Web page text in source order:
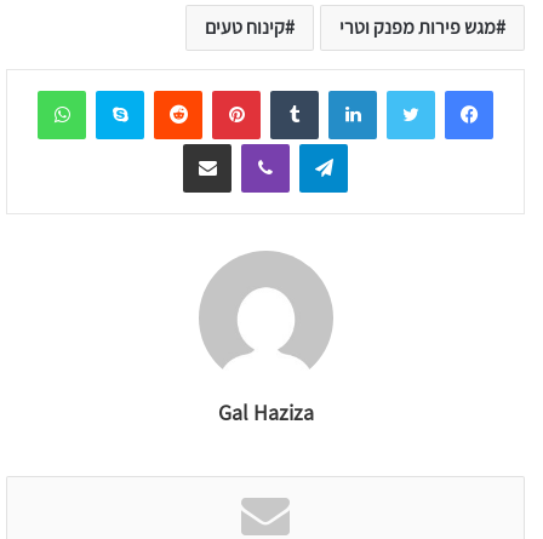
מגש פירות מפנק וטרי קינוח טעים
LinkedIn
Tumblr
Pinterest
Reddit
Skype
Telegram
Viber שיתוף דרך המייל
Gal Haziza